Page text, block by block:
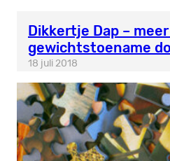
Dikkertje Dap –
gewichtstoename
18 juli 2018